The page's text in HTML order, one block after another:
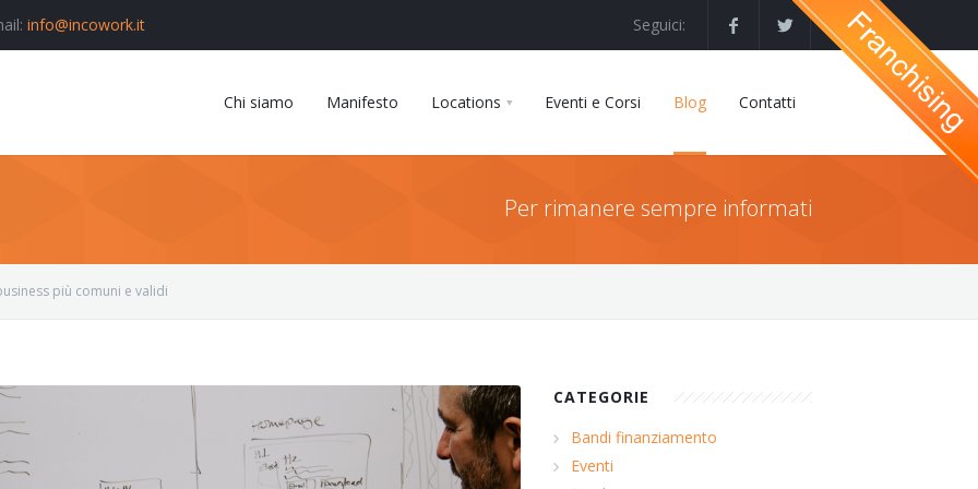
info@incowork.it Seguici:
Chi siamo Manifesto Locations Eventi e Corsi Blog Contatti
Per rimanere sempre informati
più comuni e validi
CATEGORIE
Bandi finanziamento
Eventi